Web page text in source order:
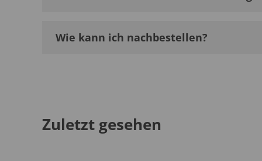
Wie kann ich nachbestellen?
Zuletzt gesehen